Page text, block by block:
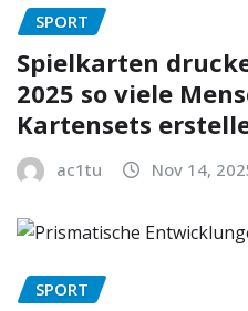
SPORT
Spielkarten
2025 so viele
Kartensets
ac1tu Nov 14,
SPORT